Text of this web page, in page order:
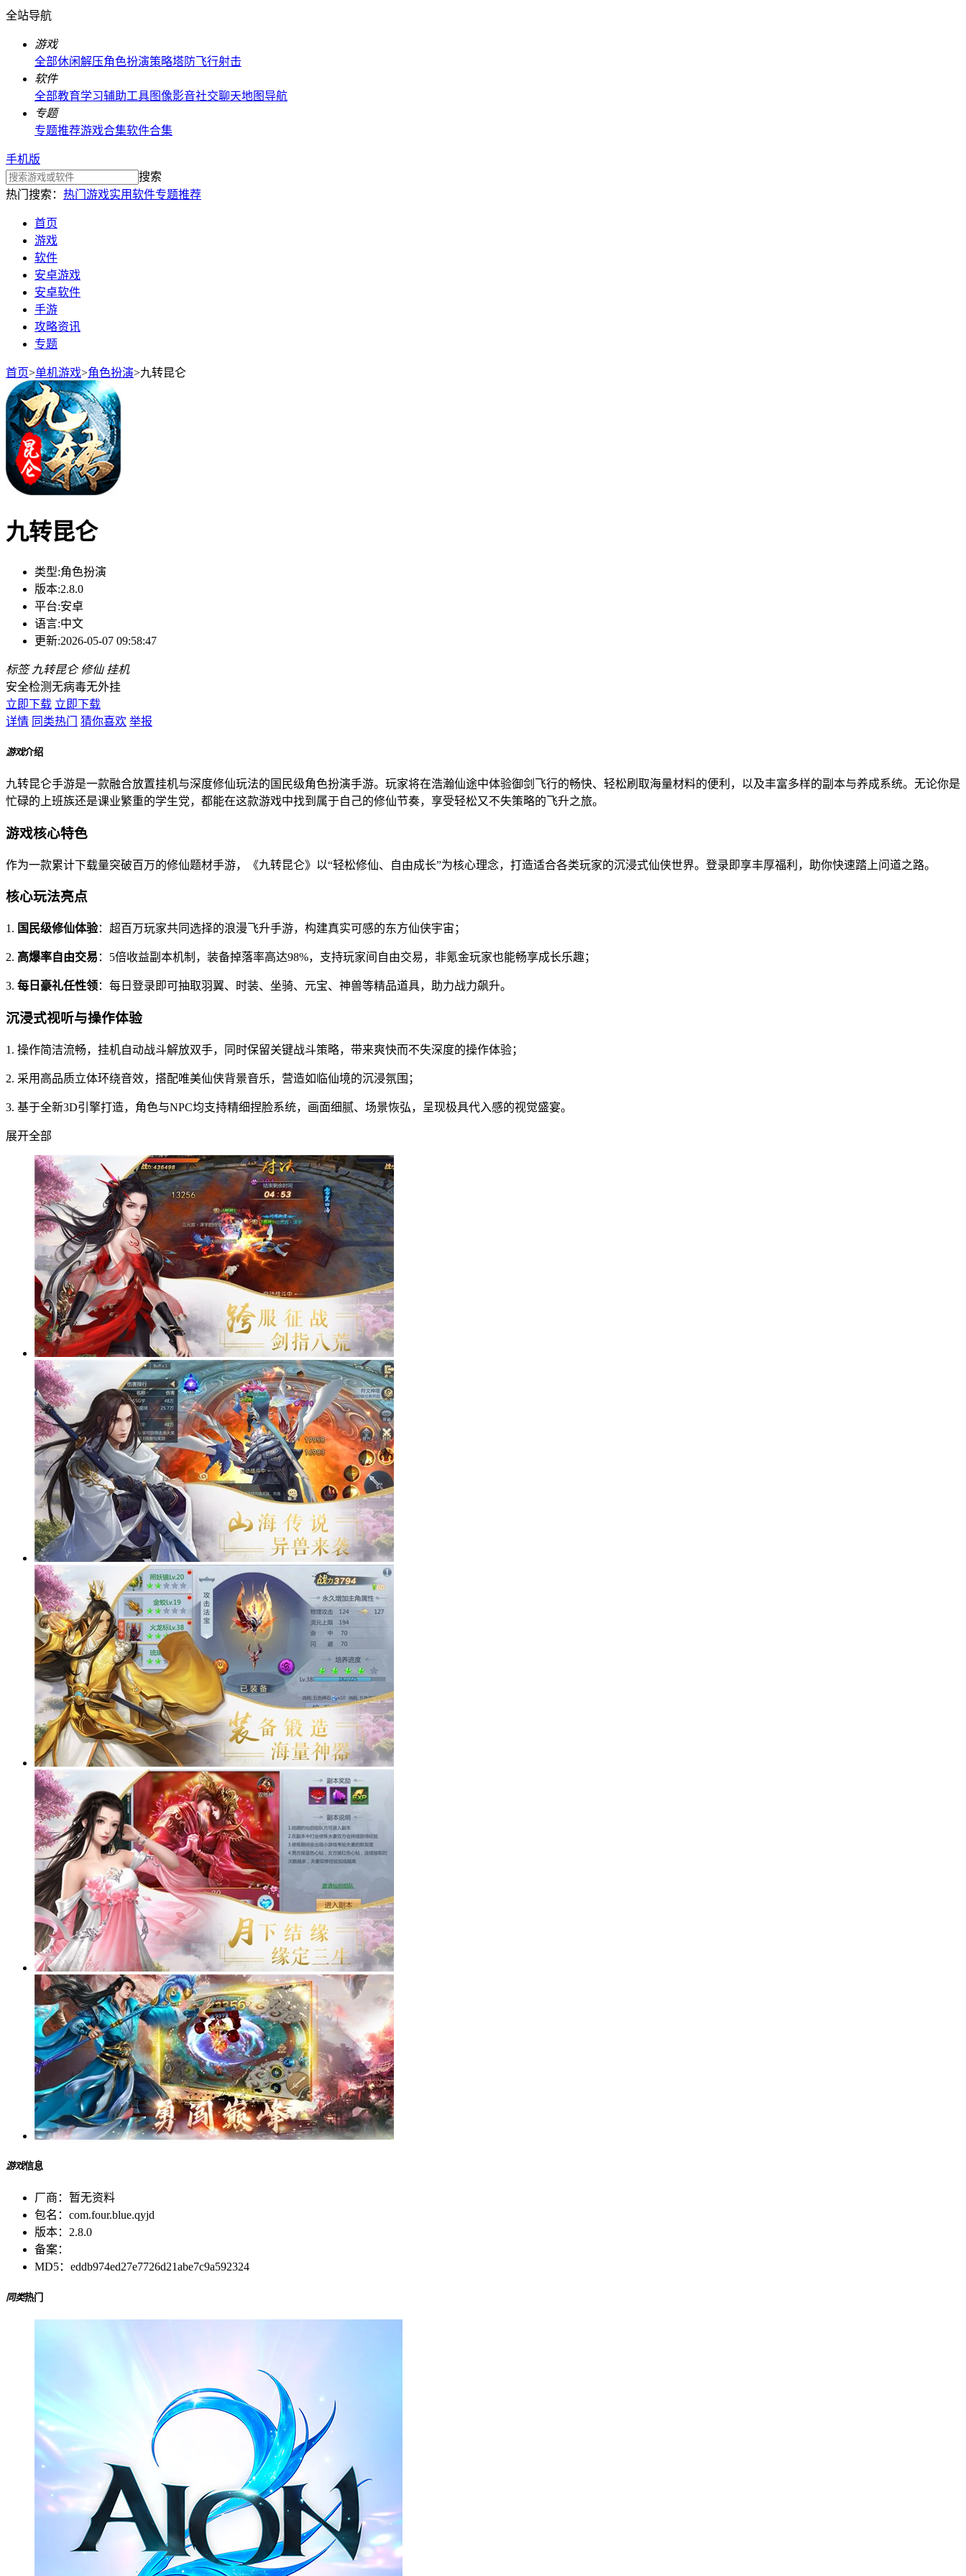
全站导航
游戏
全部休闲解压角色扮演策略塔防飞行射击
软件
全部教育学习辅助工具图像影音社交聊天地图导航
专题
专题推荐游戏合集软件合集
手机版
搜索
热门搜索： 热门游戏实用软件专题推荐
首页
游戏
软件
安卓游戏
安卓软件
手游
攻略资讯
专题
首页>单机游戏>角色扮演>九转昆仑
九转昆仑
类型:角色扮演
版本:2.8.0
平台:安卓
语言:中文
更新:2026-05-07 09:58:47
标签 九转昆仑 修仙 挂机
安全检测无病毒无外挂
立即下载 立即下载
详情 同类热门 猜你喜欢 举报
游戏介绍
九转昆仑手游是一款融合放置挂机与深度修仙玩法的国民级角色扮演手游。玩家将在浩瀚仙途中体验御剑飞行的畅快、轻松刷取海量材料的便利，以及丰富多样的副本与养成系统。无论你是
忙碌的上班族还是课业繁重的学生党，都能在这款游戏中找到属于自己的修仙节奏，享受轻松又不失策略的飞升之旅。
游戏核心特色
作为一款累计下载量突破百万的修仙题材手游，《九转昆仑》以“轻松修仙、自由成长”为核心理念，打造适合各类玩家的沉浸式仙侠世界。登录即享丰厚福利，助你快速踏上问道之路。
核心玩法亮点
1. 国民级修仙体验：超百万玩家共同选择的浪漫飞升手游，构建真实可感的东方仙侠宇宙；
2. 高爆率自由交易 ：5倍收益副本机制，装备掉落率高达98%，支持玩家间自由交易，非氪金玩家也能畅享成长乐趣；
3. 每日豪礼任性领：每日登录即可抽取羽翼、时装、坐骑、元宝、神兽等精品道具，助力战力飙升。
沉浸式视听与操作体验
1. 操作简洁流畅，挂机自动战斗解放双手，同时保留关键战斗策略，带来爽快而不失深度的操作体验；
2. 采用高品质立体环绕音效，搭配唯美仙侠背景音乐，营造如临仙境的沉浸氛围；
3. 基于全新3D引擎打造，角色与NPC均支持精细捏脸系统，画面细腻、场景恢弘，呈现极具代入感的视觉盛宴。
展开全部
游戏信息
厂商： 暂无资料
包名： com.four.blue.qyjd
版本： 2.8.0
备案：
MD5： eddb974ed27e7726d21abe7c9a592324
同类热门